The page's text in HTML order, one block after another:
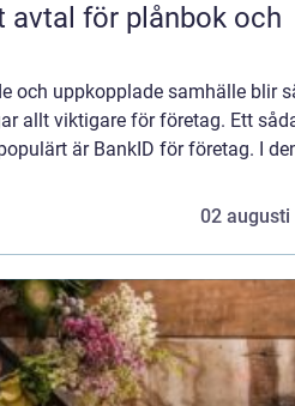
och uppkopplade samhälle blir
allt viktigare för företag. Ett
är BankID för företag. I
02 augusti